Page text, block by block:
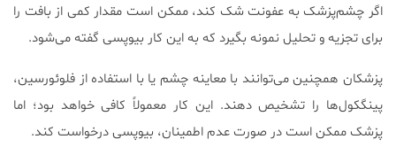
اگر چشم‌پزشک به عفونت شک کند، ممکن است مقدار کمی از بافت را
برای تجزیه و تحلیل نمونه بگیرد که به این کار بیوپسی گفته می‌شود.
پزشکان همچنین می‌توانند با معاینه چشم یا با استفاده از فلوئورسین،
پینگکول‌ها را تشخیص دهند. این کار معمولاً کافی خواهد بود؛ اما
پزشک ممکن است در صورت عدم اطمینان، بیوپسی درخواست کند.